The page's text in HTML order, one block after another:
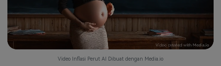
Video Inflasi Perut AI Dibuat dengan Media.io